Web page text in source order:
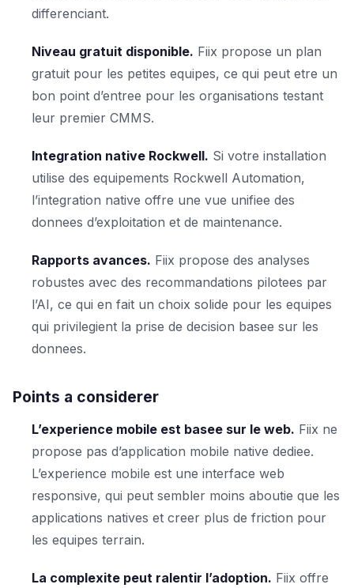
differenciant.
Niveau gratuit disponible. Fiix propose un plan
gratuit pour les petites equipes, ce qui peut etre un
bon point d’entree pour les organisations testant
leur premier CMMS.
Integration native Rockwell. Si votre installation
utilise des equipements Rockwell Automation,
l’integration native offre une vue unifiee des
donnees d’exploitation et de maintenance.
Rapports avances. Fiix propose des analyses
robustes avec des recommandations pilotees par
l’AI, ce qui en fait un choix solide pour les equipes
qui privilegient la prise de decision basee sur les
donnees.
Points a considerer
L’experience mobile est basee sur le web. Fiix ne
propose pas d’application mobile native dediee.
L’experience mobile est une interface web
responsive, qui peut sembler moins aboutie que les
applications natives et creer plus de friction pour
les equipes terrain.
La complexite peut ralentir l’adoption. Fiix offre